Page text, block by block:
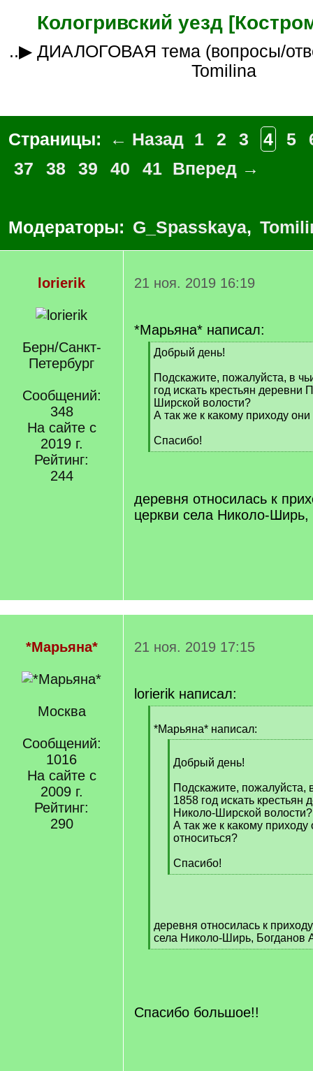
Кологривский уезд
..▶ ДИАЛОГОВАЯ тема (вопросы/ответы)___куратор
Tomilina
Страницы: ← Назад 1 2 3 4 5
37
38 39 40 41 Вперед →
Модераторы: G_Spasskaya,
lorierik
Берн/Санкт-
Петербург
Сообщений:
348
На сайте с
2019 г.
Рейтинг:
244
21 ноя. 2019 16:19
*Марьяна* написал:
[
]
Добрый день!
Подскажите, пожалуйста, в
год искать крестьян деревни
Ширской волости?
А так же к какому приходу
Спасибо!
[
деревня относилась к
церкви села Николо-
*Марьяна*
Москва
Сообщений:
1016
На сайте с
2009 г.
Рейтинг:
290
21 ноя. 2019 17:15
lorierik написал:
q
*Марьяна* написал:
q
Добрый день!
Подскажите, пожалуйста,
1858 год искать крестьян
Николо-Ширской волости?
А так же к какому приходу
относиться?
Спасибо!
[
деревня относилась к
села Николо-Ширь, Богданов
[
Спасибо большое!!